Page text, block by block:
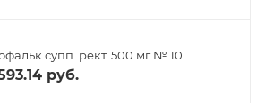
супп. рект. 500 мг № 10
руб.